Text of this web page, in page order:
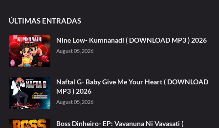
ÚLTIMAS ENTRADAS
Nine Low- Kumnanadi ( DOWNLOAD MP3 ) 2026
August 05, 2026
Naftal G- Baby Give Me Your Heart ( DOWNLOAD
MP3 ) 2026
August 05, 2026
Boss Dinheiro- EP: Vavanuna Ni Vavasati (